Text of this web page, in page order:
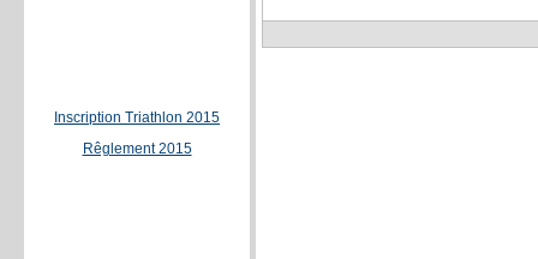
Inscription Triathlon 2015
Rêglement 2015